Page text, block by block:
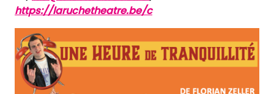
https://laruchetheatre.be/c